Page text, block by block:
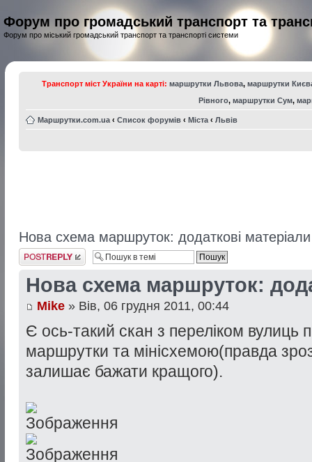
Форум про громадський транспорт та
Форум про міський громадський транспорт та транспорті системи
Транспорт міст України на карті: маршрутки Львова, маршрутки
Рівного, маршрутки Сум,
Маршрутки.com.ua ‹ Список форумів ‹ Міста ‹ Львів
Нова схема маршруток: додаткові матеріали
Відповісти
Нова схема маршруток:
Mike » Вів, 06 грудня 2011, 00:44
Є ось-такий скан з переліком вулиць
маршрутки та мінісхемою(правда
залишає бажати кращого).